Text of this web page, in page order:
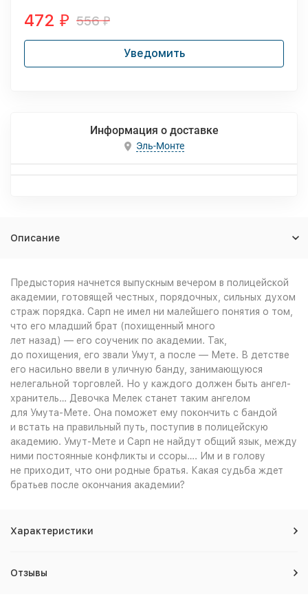
472 ₽ 556₽
Уведомить
Информация о доставке
Эль-Монте
Описание
Предыстория начнется выпускным вечером в полицейской
академии, готовящей честных, порядочных, сильных духом
страж порядка. Сарп не имел ни малейшего понятия о том,
что его младший брат (похищенный много
лет назад) — его соученик по академии. Так,
до похищения, его звали Умут, а после — Мете. В детстве
его насильно ввели в уличную банду, занимающуюся
нелегальной торговлей. Но у каждого должен быть ангел-
хранитель… Девочка Мелек станет таким ангелом
для Умута-Мете. Она поможет ему покончить с бандой
и встать на правильный путь, поступив в полицейскую
академию. Умут-Мете и Сарп не найдут общий язык, между
ними постоянные конфликты и ссоры…. Им и в голову
не приходит, что они родные братья. Какая судьба ждет
братьев после окончания академии?
Характеристики
Отзывы